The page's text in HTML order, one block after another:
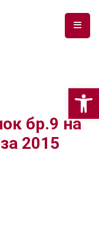
бр.9 на
2015